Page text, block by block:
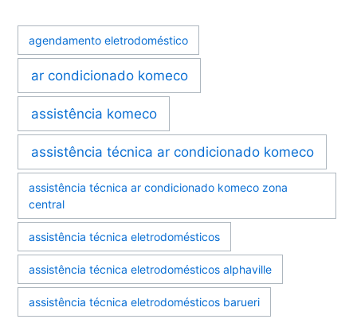
agendamento eletrodoméstico
ar condicionado komeco
assistência komeco
assistência técnica ar condicionado komeco
assistência técnica ar condicionado komeco zona
central
assistência técnica eletrodomésticos
assistência técnica eletrodomésticos alphaville
assistência técnica eletrodomésticos barueri